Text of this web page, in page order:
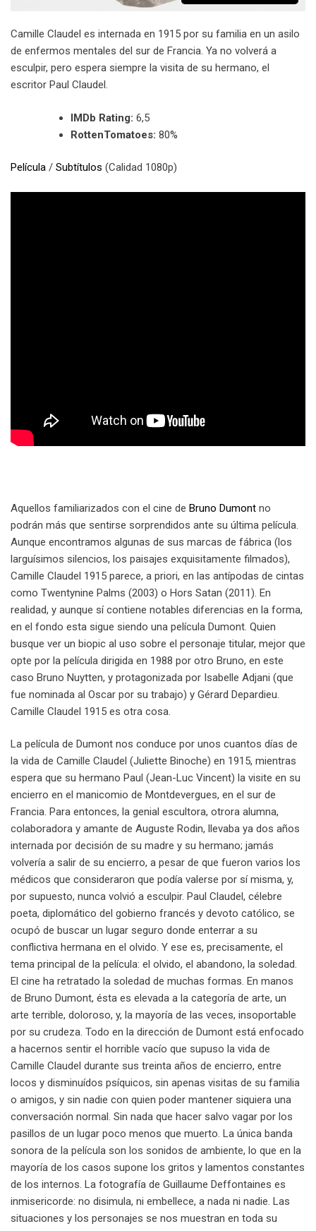
Camille Claudel es internada en 1915 por su familia en un asilo
de enfermos mentales del sur de Francia. Ya no volverá a
esculpir, pero espera siempre la visita de su hermano, el
escritor Paul Claudel.
IMDb Rating: 6,5
RottenTomatoes: 80%
Película / Subtítulos (Calidad 1080p)
Aquellos familiarizados con el cine de Bruno Dumont no
podrán más que sentirse sorprendidos ante su última película.
Aunque encontramos algunas de sus marcas de fábrica (los
larguísimos silencios, los paisajes exquisitamente filmados),
Camille Claudel 1915 parece, a priori, en las antípodas de cintas
como Twentynine Palms (2003) o Hors Satan (2011). En
realidad, y aunque sí contiene notables diferencias en la forma,
en el fondo esta sigue siendo una película Dumont. Quien
busque ver un biopic al uso sobre el personaje titular, mejor que
opte por la película dirigida en 1988 por otro Bruno, en este
caso Bruno Nuytten, y protagonizada por Isabelle Adjani (que
fue nominada al Oscar por su trabajo) y Gérard Depardieu.
Camille Claudel 1915 es otra cosa.
La película de Dumont nos conduce por unos cuantos días de
la vida de Camille Claudel (Juliette Binoche) en 1915, mientras
espera que su hermano Paul (Jean-Luc Vincent) la visite en su
encierro en el manicomio de Montdevergues, en el sur de
Francia. Para entonces, la genial escultora, otrora alumna,
colaboradora y amante de Auguste Rodin, llevaba ya dos años
internada por decisión de su madre y su hermano; jamás
volvería a salir de su encierro, a pesar de que fueron varios los
médicos que consideraron que podía valerse por sí misma, y,
por supuesto, nunca volvió a esculpir. Paul Claudel, célebre
poeta, diplomático del gobierno francés y devoto católico, se
ocupó de buscar un lugar seguro donde enterrar a su
conflictiva hermana en el olvido. Y ese es, precisamente, el
tema principal de la película: el olvido, el abandono, la soledad.
El cine ha retratado la soledad de muchas formas. En manos
de Bruno Dumont, ésta es elevada a la categoría de arte, un
arte terrible, doloroso, y, la mayoría de las veces, insoportable
por su crudeza. Todo en la dirección de Dumont está enfocado
a hacernos sentir el horrible vacío que supuso la vida de
Camille Claudel durante sus treinta años de encierro, entre
locos y disminuídos psíquicos, sin apenas visitas de su familia
o amigos, y sin nadie con quien poder mantener siquiera una
conversación normal. Sin nada que hacer salvo vagar por los
pasillos de un lugar poco menos que muerto. La única banda
sonora de la película son los sonidos de ambiente, lo que en la
mayoría de los casos supone los gritos y lamentos constantes
de los internos. La fotografía de Guillaume Deffontaines es
inmisericorde: no disimula, ni embellece, a nada ni nadie. Las
situaciones y los personajes se nos muestran en toda su